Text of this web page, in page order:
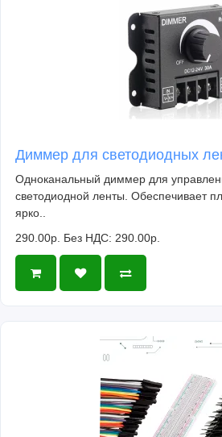
Диммер для светодиодных
Одноканальный диммер для
светодиодной ленты. Обеспечивает
ярко..
290.00р. Без НДС: 290.00р.